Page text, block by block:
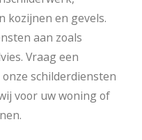
kozijnen en gevels.
aan zoals
Vraag een
schilderdiensten
voor uw woning of